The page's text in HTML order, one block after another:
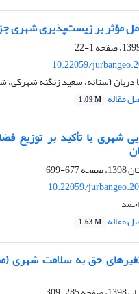
مؤثر بر زیست‌پذیری شهری
1-22
10.22059/
دربان آستانه، سعید زنگنه شهرکی،
مقاله 1.09 M
شهری با تأکید بر توزیع
677-699
10.22059/
مقاله 1.63 M
حق به سلامت شهری